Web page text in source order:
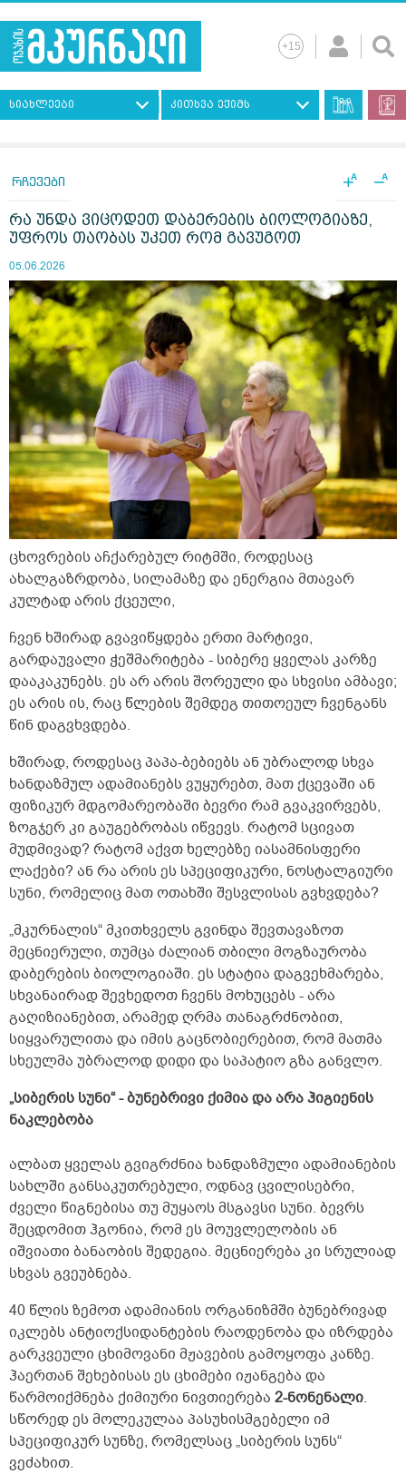
სიახლეები კითხვა ექიმს
რჩევები +A −A
რა უნდა ვიცოდეთ დაბერების ბიოლოგიაზე,
უფროს თაობას უკეთ რომ გავუგოთ
05.06.2026
ცხოვრების აჩქარებულ რიტმში, როდესაც
ახალგაზრდობა, სილამაზე და ენერგია მთავარ
კულტად არის ქცეული,
ჩვენ ხშირად გვავიწყდება ერთი მარტივი,
გარდაუვალი ჭეშმარიტება - სიბერე ყველას კარზე
დააკაკუნებს. ეს არ არის შორეული და სხვისი ამბავი;
ეს არის ის, რაც წლების შემდეგ თითოეულ ჩვენგანს
წინ დაგვხვდება.
ხშირად, როდესაც პაპა-ბებიებს ან უბრალოდ სხვა
ხანდაზმულ ადამიანებს ვუყურებთ, მათ ქცევაში ან
ფიზიკურ მდგომარეობაში ბევრი რამ გვაკვირვებს,
ზოგჯერ კი გაუგებრობას იწვევს. რატომ სცივათ
მუდმივად? რატომ აქვთ ხელებზე იასამნისფერი
ლაქები? ან რა არის ეს სპეციფიკური, ნოსტალგიური
სუნი, რომელიც მათ ოთახში შესვლისას გვხვდება?
„მკურნალის“ მკითხველს გვინდა შევთავაზოთ
მეცნიერული, თუმცა ძალიან თბილი მოგზაურობა
დაბერების ბიოლოგიაში. ეს სტატია დაგვეხმარება,
სხვანაირად შევხედოთ ჩვენს მოხუცებს - არა
გაღიზიანებით, არამედ ღრმა თანაგრძნობით,
სიყვარულითა და იმის გაცნობიერებით, რომ მათმა
სხეულმა უბრალოდ დიდი და საპატიო გზა განვლო.
„სიბერის სუნი“ - ბუნებრივი ქიმია და არა ჰიგიენის
ნაკლებობა
ალბათ ყველას გვიგრძნია ხანდაზმული ადამიანების
სახლში განსაკუთრებული, ოდნავ ცვილისებრი,
ძველი წიგნებისა თუ მუყაოს მსგავსი სუნი. ბევრს
შეცდომით ჰგონია, რომ ეს მოუვლელობის ან
იშვიათი ბანაობის შედეგია. მეცნიერება კი სრულიად
სხვას გვეუბნება.
40 წლის ზემოთ ადამიანის ორგანიზმში ბუნებრივად
იკლებს ანტიოქსიდანტების რაოდენობა და იზრდება
გარკვეული ცხიმოვანი მჟავების გამოყოფა კანზე.
ჰაერთან შეხებისას ეს ცხიმები იჟანგება და
წარმოიქმნება ქიმიური ნივთიერება 2-ნონენალი.
სწორედ ეს მოლეკულაა პასუხისმგებელი იმ
სპეციფიკურ სუნზე, რომელსაც „სიბერის სუნს“
ვეძახით.